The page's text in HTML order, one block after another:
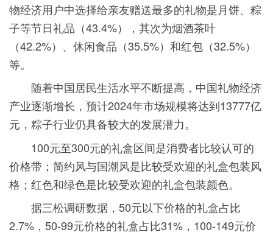
物经济用户中选择给亲友赠送最多的礼物是月饼、粽
子等节日礼品（43.4%），其次为烟酒茶叶
（42.2%）、休闲食品（35.5%）和红包（32.5%）
等。
随着中国居民生活水平不断提高，中国礼物经济
产业逐渐增长，预计2024年市场规模将达到13777亿
元，粽子行业仍具备较大的发展潜力。
100元至300元的礼盒区间是消费者比较认可的
价格带；简约风与国潮风是比较受欢迎的礼盒包装风
格；红色和绿色是比较受欢迎的礼盒包装颜色。
据三松调研数据，50元以下价格的礼盒占比
2.7%，50-99元价格的礼盒占比31%，100-149元价